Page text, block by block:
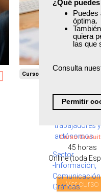
¿Qué
Puedes
óptima.
quiera
las que
Consulta
Permitir
trabajadores y
autónomos.
Sector
-Información,
Comunicación
Gráficas.
Cursos Femxa
Adobe
Curso
45 horas
Online (toda
Ver curso